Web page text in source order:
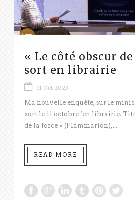
« Le côté obscur
sort en librairie
11 Oct 2023
Ma nouvelle enquête, sur le
sort le 11 octobre ‘en librairie.
de la force » (Flammarion),...
READ MORE